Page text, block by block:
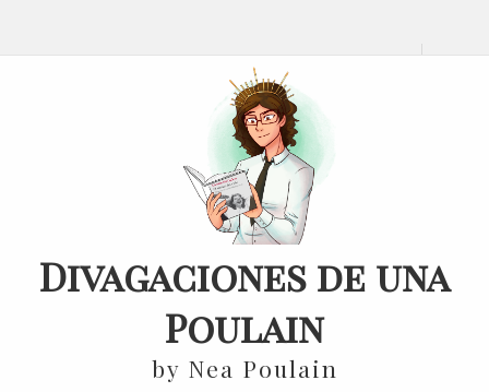
Divagaciones de una
Poulain
by Nea Poulain